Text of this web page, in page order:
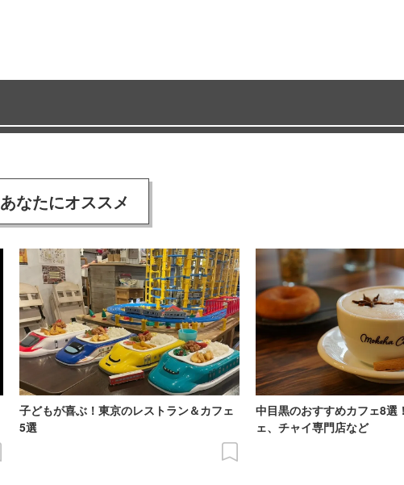
あなたにオススメ
子どもが喜ぶ！東京のレストラン＆カフェ
5選
中目黒のおすすめカフェ8選
ェ、チャイ専門店など